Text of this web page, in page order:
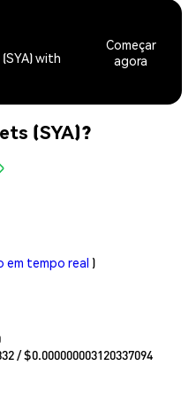
with
Começar
agora
(SYA)?
em tempo real )
/ $0.000000003120337094